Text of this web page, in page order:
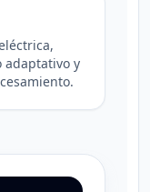
adaptativo y